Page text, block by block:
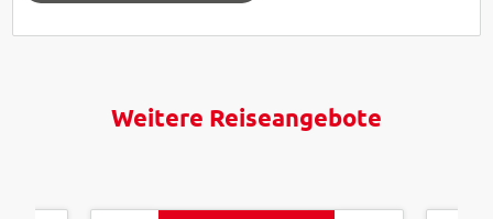
Weitere Reiseangebote